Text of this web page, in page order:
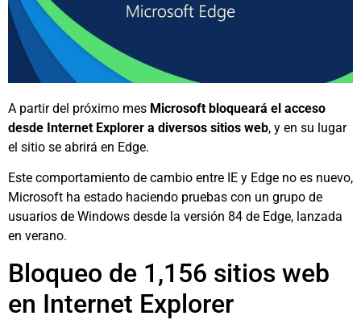
A partir del próximo mes Microsoft bloqueará el acceso
desde Internet Explorer a diversos sitios web, y en su lugar
el sitio se abrirá en Edge.
Este comportamiento de cambio entre IE y Edge no es nuevo,
Microsoft ha estado haciendo pruebas con un grupo de
usuarios de Windows desde la versión 84 de Edge, lanzada
en verano.
Bloqueo de 1,156 sitios web
en Internet Explorer